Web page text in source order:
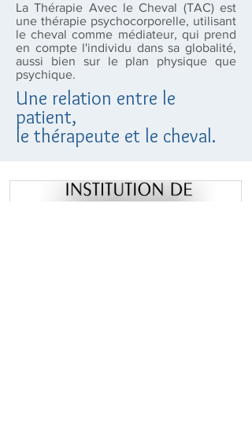
La Thérapie Avec le Cheval (TAC) est
une thérapie psychocorporelle, utilisant
le cheval comme médiateur, qui prend
en compte l'individu dans sa globalité,
aussi bien sur le plan physique que
psychique.
Une relation entre le
patient,
le thérapeute et le cheval.